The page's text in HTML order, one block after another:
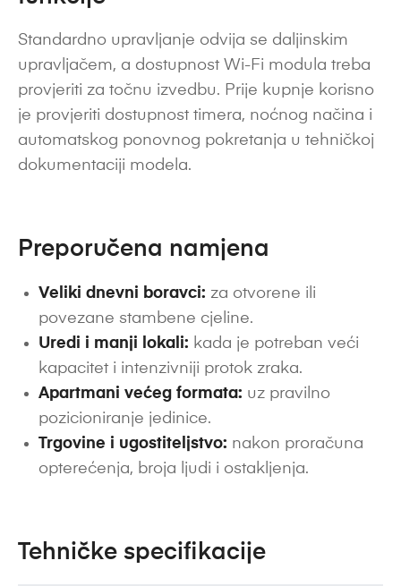
Standardno upravljanje odvija se daljinskim
upravljačem, a dostupnost Wi-Fi modula treba
provjeriti za točnu izvedbu. Prije kupnje korisno
je provjeriti dostupnost timera, noćnog načina i
automatskog ponovnog pokretanja u tehničkoj
dokumentaciji modela.
Preporučena namjena
Veliki dnevni boravci: za otvorene ili
povezane stambene cjeline.
Uredi i manji lokali: kada je potreban veći
kapacitet i intenzivniji protok zraka.
Apartmani većeg formata: uz pravilno
pozicioniranje jedinice.
Trgovine i ugostiteljstvo: nakon proračuna
opterećenja, broja ljudi i ostakljenja.
Tehničke specifikacije